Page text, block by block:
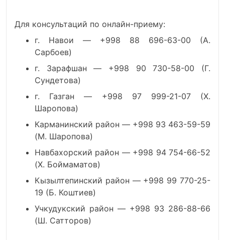
Для консультаций по онлайн-приему:
г. Навои — +998 88 696-63-00 (А.
Сарбоев)
г. Зарафшан — +998 90 730-58-00 (Г.
Сундетова)
г. Газган — +998 97 999-21-07 (Х.
Шаропова)
Карманинский район — +998 93 463-59-59
(М. Шаропова)
Навбахорский район — +998 94 754-66-52
(Х. Боймаматов)
Кызылтепинский район — +998 99 770-25-
19 (Б. Коштиев)
Учкудукский район — +998 93 286-88-66
(Ш. Сатторов)